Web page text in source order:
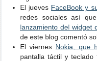
El jueves FaceBook y
redes sociales así
lanzamiento del widget
de este blog comentó
El viernes Nokia, que
pantalla táctil y